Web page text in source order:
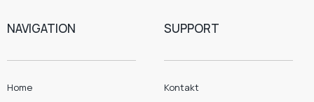
NAVIGATION
Home
SUPPORT
Kontakt